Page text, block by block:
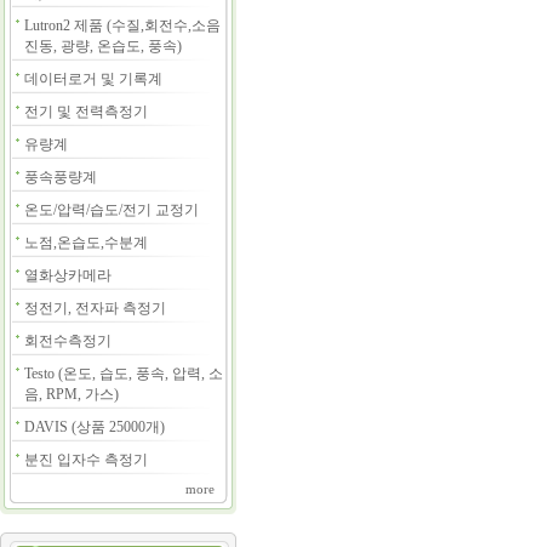
Lutron2 제품 (수질,회전수,소음
진동, 광량, 온습도, 풍속)
데이터로거 및 기록계
전기 및 전력측정기
유량계
풍속풍량계
온도/압력/습도/전기 교정기
노점,온습도,수분계
열화상카메라
정전기, 전자파 측정기
회전수측정기
Testo (온도, 습도, 풍속, 압력, 소
음, RPM, 가스)
DAVIS (상품 25000개)
분진 입자수 측정기
more